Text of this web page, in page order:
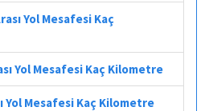
Yol Mesafesi Kaç
Yol Mesafesi Kaç Kilometre
Yol Mesafesi Kaç Kilometre